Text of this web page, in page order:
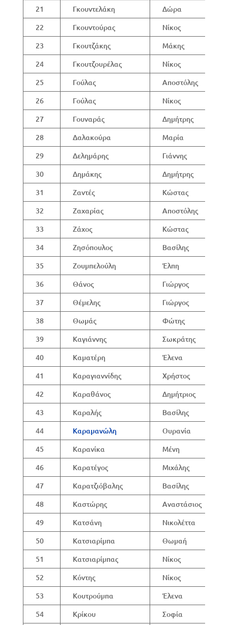
21
Γκουντελάκη
Δώρα
22
Γκουντούρας
Νίκος
23
Γκουτζάκης
Μάκης
24
Γκουτζουρέλας
Νίκος
25
Γούλας
Αποστόλης
26
Γούλας
Νίκος
27
Γουναράς
Δημήτρης
28
Δαλακούρα
Μαρία
29
Δελημάρης
Γιάννης
30
Δημάκης
Δημήτρης
31
Ζαντές
Κώστας
32
Ζαχαρίας
Αποστόλης
33
Ζάχος
Κώστας
34
Ζησόπουλος
Βασίλης
35
Ζουμπελούλη
Έλπη
36
Θάνος
Γιώργος
37
Θέμελης
Γιώργος
38
Θωμάς
Φώτης
39
Καγιάννης
Σωκράτης
40
Καματέρη
Έλενα
41
Καραγιαννίδης
Χρήστος
42
Καραθάνος
Δημήτριος
43
Καραλής
Βασίλης
44
Καραμανώλη
Ουρανία
45
Καρανίκα
Μένη
46
Καρατέγος
Μιχάλης
47
Καρατζιόβαλης
Βασίλης
48
Καστώρης
Αναστάσιος
49
Κατσάνη
Νικολέττα
50
Κατσιαρίμπα
Θωμαή
51
Κατσιαρίμπας
Νίκος
52
Κόντης
Νίκος
53
Κουτρούμπα
Έλενα
54
Κρίκου Σοφία